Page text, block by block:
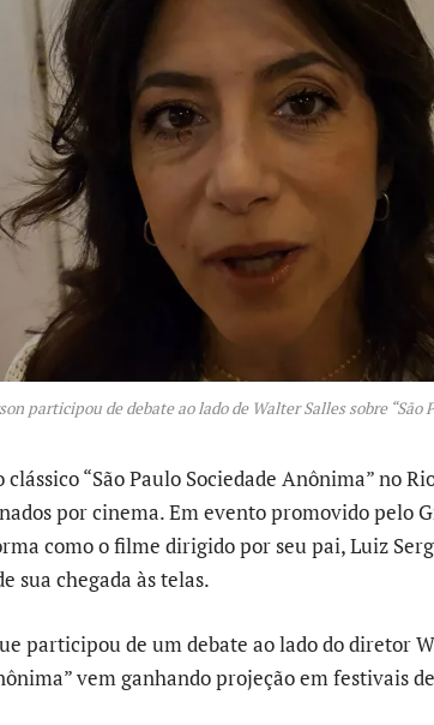
participou de debate ao lado de Walter Salles sobre
clássico “São Paulo Sociedade Anônima” no
por cinema. Em evento promovido pelo
como o filme dirigido por seu pai, Luiz
sua chegada às telas.
participou de um debate ao lado do diretor
vem ganhando projeção em festivais